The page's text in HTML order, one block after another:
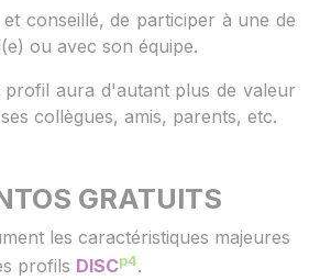
conseillé, de participer à une de
ou avec son équipe.
profil aura d'autant plus de valeur
collègues, amis, parents, etc.
GRATUITS
les caractéristiques majeures
profils DISCp4.